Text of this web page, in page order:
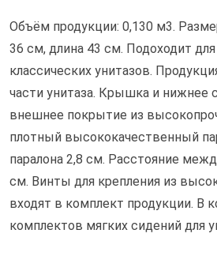
Объём продукции: 0,130 м3.
36 см, длина 43 см. Подоходит
классических унитазов.
части унитаза. Крышка и нижнее
внешнее покрытие из
плотный высококачественный
паралона 2,8 см. Расстояние
см. Винты для крепления из
входят в комплект продукции. В
комплектов мягких сидений для